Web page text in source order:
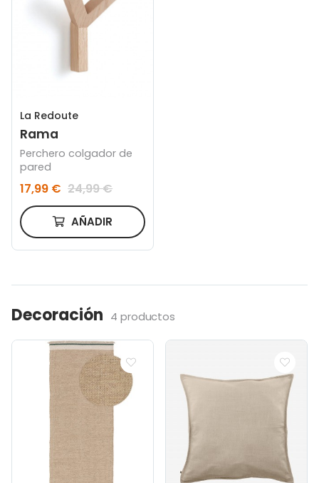
La Redoute
Rama
Perchero colgador de
pared
17,99 € 24,99 €
AÑADIR
Decoración 4 productos